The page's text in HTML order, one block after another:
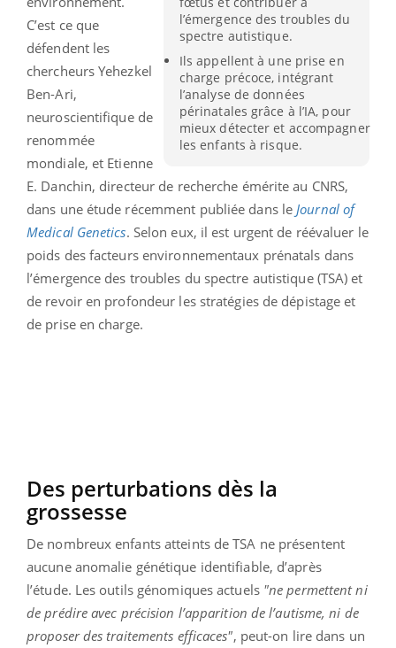
l’émergence des troubles du
spectre autistique.
Ils appellent à une prise en
charge précoce, intégrant
l’analyse de données
périnatales grâce à l’IA, pour
mieux détecter et accompagner
les enfants à risque.
C’est ce que
défendent les
chercheurs Yehezkel
Ben-Ari,
neuroscientifique de
renommée
mondiale, et Etienne
E. Danchin, directeur de recherche émérite au CNRS,
dans une étude récemment publiée dans le Journal of
Medical Genetics. Selon eux, il est urgent de réévaluer le
poids des facteurs environnementaux prénatals dans
l’émergence des troubles du spectre autistique (TSA) et
de revoir en profondeur les stratégies de dépistage et
de prise en charge.
Des perturbations dès la
grossesse
De nombreux enfants atteints de TSA ne présentent
aucune anomalie génétique identifiable, d’après
l’étude. Les outils génomiques actuels "ne permettent ni
de prédire avec précision l’apparition de l’autisme, ni de
proposer des traitements efficaces", peut-on lire dans un